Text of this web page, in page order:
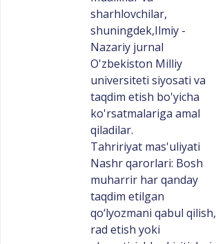
sharhlovchilar,
shuningdek,Ilmiy -
Nazariy jurnal
O'zbekiston Milliy
universiteti siyosati va
taqdim etish bo'yicha
ko'rsatmalariga amal
qiladilar.
Tahririyat mas'uliyati
Nashr qarorlari: Bosh
muharrir har qanday
taqdim etilgan
qo‘lyozmani qabul qilish,
rad etish yoki